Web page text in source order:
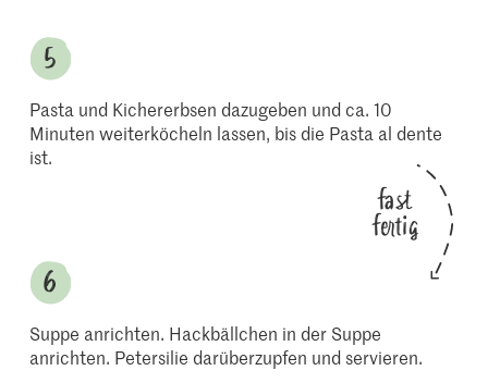
Pasta und Kichererbsen dazugeben und ca. 10
Minuten weiterköcheln lassen, bis die Pasta al dente
ist.
fast
fertig
Suppe anrichten. Hackbällchen in der Suppe
anrichten. Petersilie darüberzupfen und servieren.